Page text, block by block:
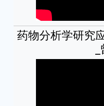
药物分析学研究